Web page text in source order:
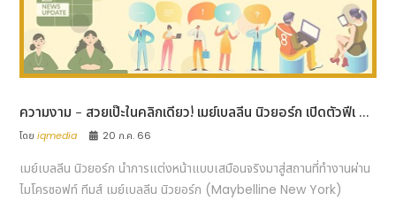
ความงาม - สวยเป๊ะในคลิกเดียว! เมย์เบลลีน นิวยอร์ก เปิดตัวฟีเ ...
โดยiqmedia 20 ก.ค. 66
เมย์เบลลีน นิวยอร์ก นำการแต่งหน้าแบบเสมือนจริงมาสู่สถานที่ทำงานผ่าน
ไมโครซอฟท์ ทีมส์ เมย์เบลลีน นิวยอร์ก (Maybelline New York)